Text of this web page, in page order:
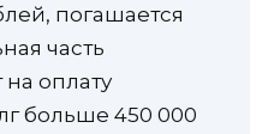
погашается
часть
оплату
больше 450 000